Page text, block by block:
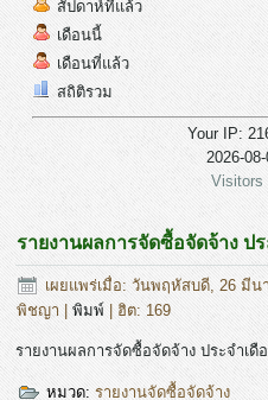
สัปดาห์ที่แล้ว
เดือนนี้
เดือนที่แล้ว
สถิติรวม
Your IP:
2026-
Visitors
รายงานผลการจัดซื้อจัดจ้าง ป
เผยแพร่เมื่อ: วันพฤหัสบดี, 26 มีน
พิชญา |พิมพ์ | ฮิต: 169
รายงานผลการจัดซื้อจัดจ้าง ประจำเ
หมวด:รายงานจัดซื้อจัดจ้าง